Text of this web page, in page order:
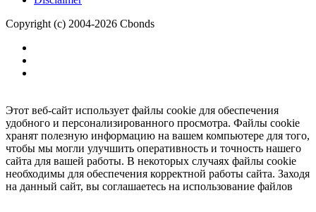
Copyright (c) 2004-2026 Cbonds
Этот веб-сайт использует файлы cookie для обеспечения
удобного и персонализированного просмотра. Файлы cookie
хранят полезную информацию на вашем компьютере для того,
чтобы мы могли улучшить оперативность и точность нашего
сайта для вашей работы. В некоторых случаях файлы cookie
необходимы для обеспечения корректной работы сайта. Заходя
на данный сайт, вы соглашаетесь на использование файлов